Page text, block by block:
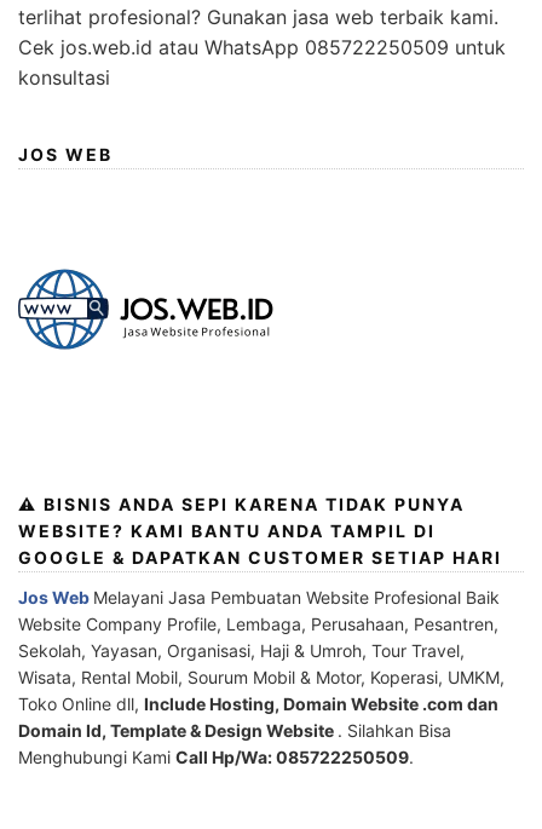
terlihat profesional? Gunakan jasa web terbaik kami.
Cek jos.web.id atau WhatsApp 085722250509 untuk
konsultasi
JOS WEB
⚠️ BISNIS ANDA SEPI KARENA TIDAK PUNYA
WEBSITE? KAMI BANTU ANDA TAMPIL DI
GOOGLE & DAPATKAN CUSTOMER SETIAP HARI
Jos Web Melayani Jasa Pembuatan Website Profesional Baik
Website Company Profile, Lembaga, Perusahaan, Pesantren,
Sekolah, Yayasan, Organisasi, Haji & Umroh, Tour Travel,
Wisata, Rental Mobil, Sourum Mobil & Motor, Koperasi, UMKM,
Toko Online dll, Include Hosting, Domain Website .com dan
Domain Id, Template & Design Website . Silahkan Bisa
Menghubungi Kami Call Hp/Wa: 085722250509.